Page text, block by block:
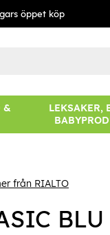
öppet köp
&
LEKSAKER,
från RIALTO
BLU